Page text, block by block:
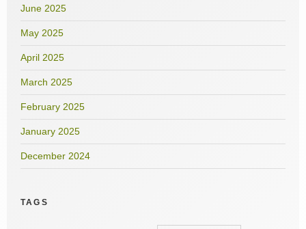
June 2025
May 2025
April 2025
March 2025
February 2025
January 2025
December 2024
TAGS